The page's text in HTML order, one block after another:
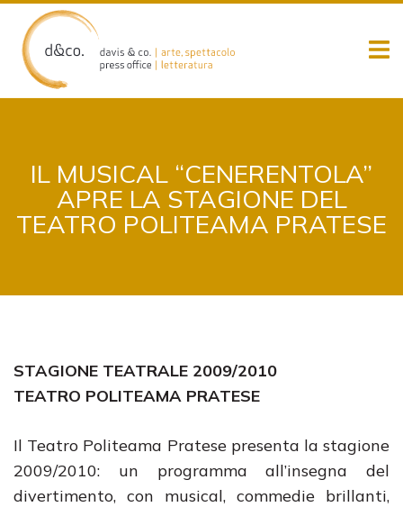
content
IL MUSICAL “CENERENTOLA”
APRE LA STAGIONE DEL
TEATRO POLITEAMA PRATESE
STAGIONE TEATRALE 2009/2010
TEATRO POLITEAMA PRATESE
Il Teatro Politeama Pratese presenta la stagione
2009/2010: un programma all’insegna del
divertimento, con musical, commedie brillanti,